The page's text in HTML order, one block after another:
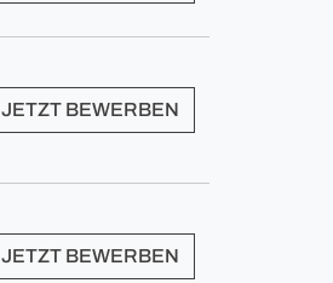
JETZT BEWERBEN
JETZT BEWERBEN